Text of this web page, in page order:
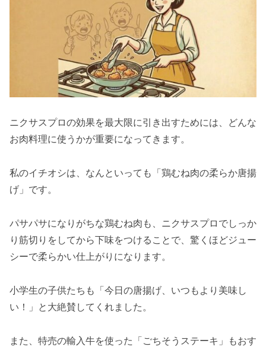
ニクサスプロの効果を最大限に引き出すためには、どんな
お肉料理に使うかが重要になってきます。
私のイチオシは、なんといっても「鶏むね肉の柔らか唐揚
げ」です。
パサパサになりがちな鶏むね肉も、ニクサスプロでしっか
り筋切りをしてから下味をつけることで、驚くほどジュー
シーで柔らかい仕上がりになります。
小学生の子供たちも「今日の唐揚げ、いつもより美味し
い！」と大絶賛してくれました。
また、特売の輸入牛を使った「ごちそうステーキ」もおす